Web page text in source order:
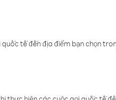
tế đến địa điểm bạn chọn